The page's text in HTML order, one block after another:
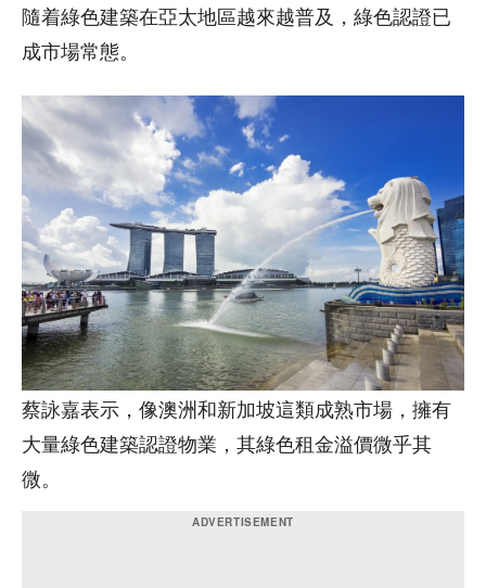
隨着綠色建築在亞太地區越來越普及，綠色認證已
成市場常態。
蔡詠嘉表示，像澳洲和新加坡這類成熟市場，擁有
大量綠色建築認證物業，其綠色租金溢價微乎其
微。